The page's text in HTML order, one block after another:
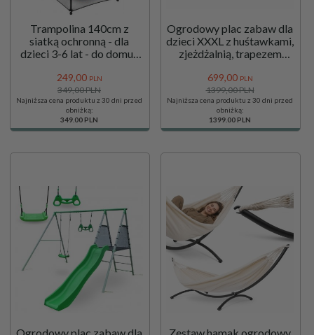
Trampolina 140cm z
siatką ochronną - dla
dzieci 3-6 lat - do domu i
249,00 PLN
349,00 PLN
Najniższa cena produktu z 30 dni przed
obniżką:
349.00 PLN
Ogrodowy plac zabaw dla
dzieci XXXL z huśtawkami,
zjeżdżalnią, trapezem
do koszykówki i bramką
do piłki nożnej
699,00 PLN
1399,00 PLN
Najniższa cena produktu z 30 dni przed
obniżką:
1399.00 PLN
Ogrodowy plac zabaw dla Zestaw hamak ogrodowy